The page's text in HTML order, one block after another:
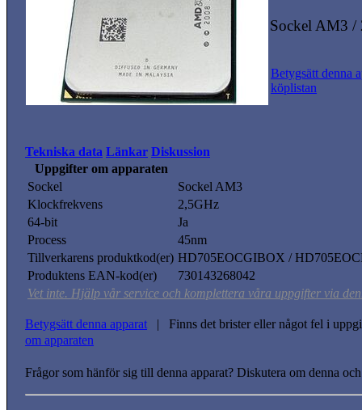
Sockel AM3 /
Betygsätt denna
köplistan
Tekniska data Länkar Diskussion
Uppgifter om apparaten
Sockel
Sockel AM3
Klockfrekvens
2,5GHz
64-bit
Ja
Process
45nm
Tillverkarens produktkod(er) HD705EOCGIBOX /
Produktens EAN-kod(er)
730143268042
Vet inte. Hjälp vår service och komplettera våra uppgifter via
Betygsätt denna apparat | Finns det brister eller något fel i
om apparaten
Frågor som hänför sig till denna apparat? Diskutera om denna